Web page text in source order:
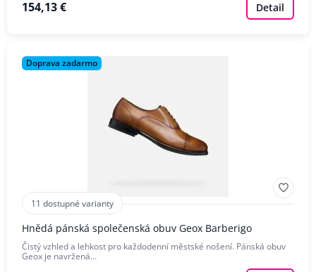
154,13 € Detail
Doprava zadarmo
11 dostupné varianty
Hnědá pánská společenská obuv Geox Barberigo
Čistý vzhled a lehkost pro každodenní městské nošení. Pánská obuv
Geox je navržená…